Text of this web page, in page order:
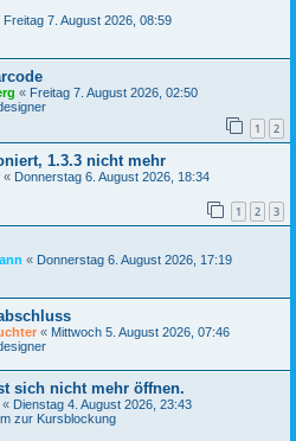
Freitag 7. August 2026, 08:59
« Freitag 7. August 2026, 02:50
1 2
1.3.3 nicht mehr
« Donnerstag 6. August 2026, 18:34
1 2 3
« Donnerstag 6. August 2026, 17:19
« Mittwoch 5. August 2026, 07:46
sich nicht mehr öffnen.
« Dienstag 4. August 2026, 23:43
zur Kursblockung